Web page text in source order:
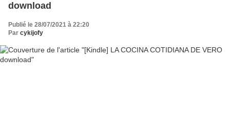
download
Publié le 28/07/2021 à 22:20
Par cykijofy